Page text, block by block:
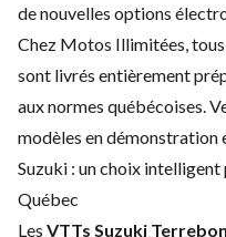
de nouvelles options
Chez Motos Illimitées, tous
sont livrés entièrement
aux normes québécoises.
modèles en démonstration
Suzuki : un choix
Québec
Les VTTs Suzuki